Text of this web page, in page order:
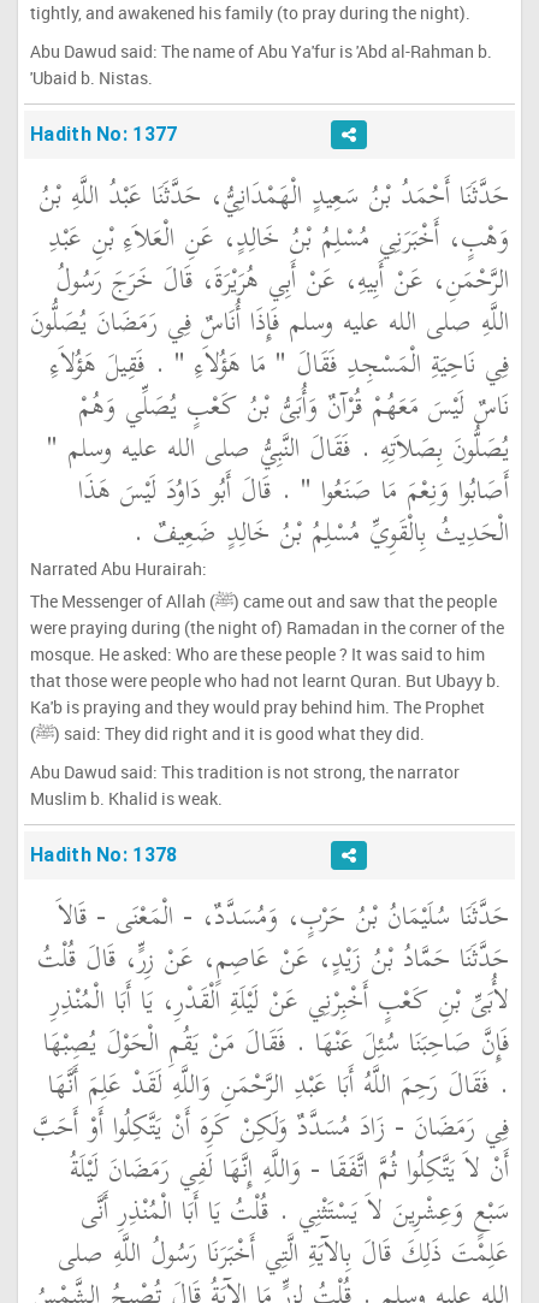
tightly, and awakened his family (to pray during the night).
Abu Dawud said: The name of Abu Ya'fur is 'Abd al-Rahman b.
'Ubaid b. Nistas.
Hadith No: 1377
حَدَّثَنَا أَحْمَدُ بْنُ سَعِيدٍ الْهَمْدَانِيُّ، حَدَّثَنَا عَبْدُ اللَّهِ بْنُ
وَهْبٍ، أَخْبَرَنِي مُسْلِمُ بْنُ خَالِدٍ، عَنِ الْعَلاَءِ بْنِ عَبْدِ
الرَّحْمَنِ، عَنْ أَبِيهِ، عَنْ أَبِي هُرَيْرَةَ، قَالَ خَرَجَ رَسُولُ
اللَّهِ صلى الله عليه وسلم فَإِذَا أُنَاسٌ فِي رَمَضَانَ يُصَلُّونَ
فِي نَاحِيَةِ الْمَسْجِدِ فَقَالَ ‏"‏ مَا هَؤُلاَءِ ‏"‏ ‏.‏ فَقِيلَ هَؤُلاَءِ
نَاسٌ لَيْسَ مَعَهُمْ قُرْآنٌ وَأُبَىُّ بْنُ كَعْبٍ يُصَلِّي وَهُمْ
يُصَلُّونَ بِصَلاَتِهِ ‏.‏ فَقَالَ النَّبِيُّ صلى الله عليه وسلم ‏"‏
أَصَابُوا وَنِعْمَ مَا صَنَعُوا ‏"‏ ‏.‏ قَالَ أَبُو دَاوُدَ لَيْسَ هَذَا
الْحَدِيثُ بِالْقَوِيِّ مُسْلِمُ بْنُ خَالِدٍ ضَعِيفٌ ‏.‏
Narrated Abu Hurairah:
The Messenger of Allah (ﷺ) came out and saw that the people
were praying during (the night of) Ramadan in the corner of the
mosque. He asked: Who are these people ? It was said to him
that those were people who had not learnt Quran. But Ubayy b.
Ka'b is praying and they would pray behind him. The Prophet
(ﷺ) said: They did right and it is good what they did.
Abu Dawud said: This tradition is not strong, the narrator
Muslim b. Khalid is weak.
Hadith No: 1378
حَدَّثَنَا سُلَيْمَانُ بْنُ حَرْبٍ، وَمُسَدَّدٌ، - الْمَعْنَى - قَالاَ
حَدَّثَنَا حَمَّادُ بْنُ زَيْدٍ، عَنْ عَاصِمٍ، عَنْ زِرٍّ، قَالَ قُلْتُ
لأُبَىِّ بْنِ كَعْبٍ أَخْبِرْنِي عَنْ لَيْلَةِ الْقَدْرِ، يَا أَبَا الْمُنْذِرِ
فَإِنَّ صَاحِبَنَا سُئِلَ عَنْهَا ‏.‏ فَقَالَ مَنْ يَقُمِ الْحَوْلَ يُصِبْهَا
‏.‏ فَقَالَ رَحِمَ اللَّهُ أَبَا عَبْدِ الرَّحْمَنِ وَاللَّهِ لَقَدْ عَلِمَ أَنَّهَا
فِي رَمَضَانَ - زَادَ مُسَدَّدٌ وَلَكِنْ كَرِهَ أَنْ يَتَّكِلُوا أَوْ أَحَبَّ
أَنْ لاَ يَتَّكِلُوا ثُمَّ اتَّفَقَا - وَاللَّهِ إِنَّهَا لَفِي رَمَضَانَ لَيْلَةُ
سَبْعٍ وَعِشْرِينَ لاَ يَسْتَثْنِي ‏.‏ قُلْتُ يَا أَبَا الْمُنْذِرِ أَنَّى
عَلِمْتَ ذَلِكَ قَالَ بِالآيَةِ الَّتِي أَخْبَرَنَا رَسُولُ اللَّهِ صلى